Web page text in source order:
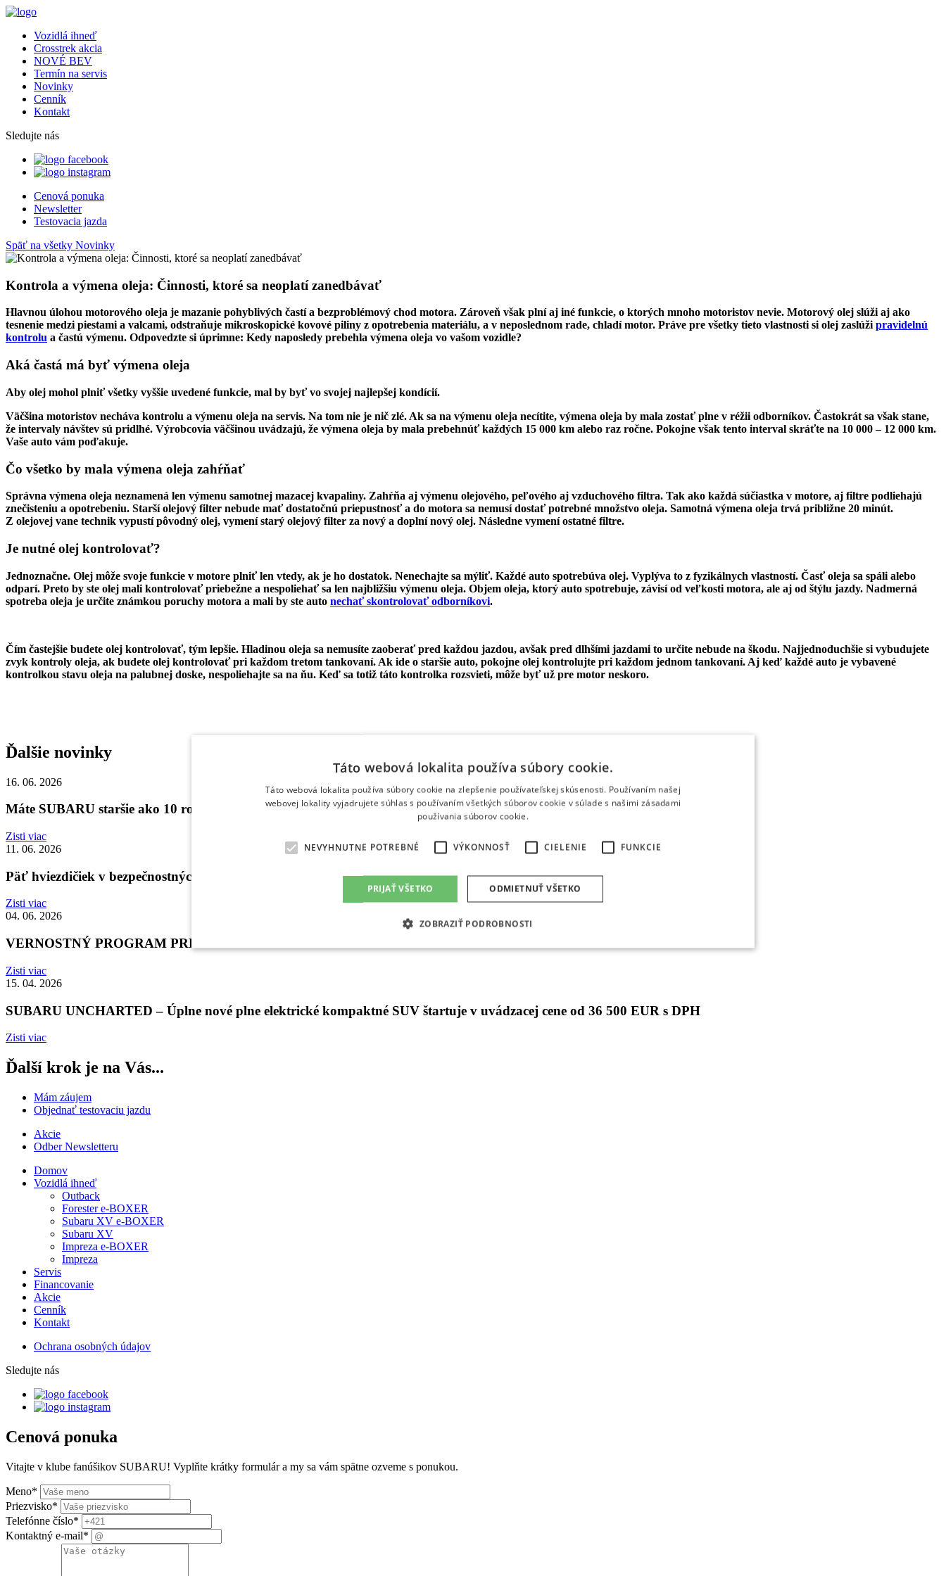
Vozidlá ihneď
Crosstrek akcia
NOVÉ BEV
Termín na servis
Novinky
Cenník
Kontakt
Sledujte nás
Cenová ponuka
Newsletter
Testovacia jazda
Späť na všetky Novinky
Kontrola a výmena oleja: Činnosti, ktoré sa neoplatí zanedbávať
Hlavnou úlohou motorového oleja je mazanie pohyblivých častí a bezproblémový chod motora. Zároveň však plní aj iné funkcie, o ktorých mnoho motoristov nevie. Motorový olej slúži aj ako
tesnenie medzi piestami a valcami, odstraňuje mikroskopické kovové piliny z opotrebenia materiálu, a v neposlednom rade, chladí motor. Práve pre všetky tieto vlastnosti si olej zaslúžipravidelnú
kontrolu a častú výmenu. Odpovedzte si úprimne: Kedy naposledy prebehla výmena oleja vo vašom vozidle?
Aká častá má byť výmena oleja
Aby olej mohol plniť všetky vyššie uvedené funkcie, mal by byť vo svojej najlepšej kondícií.
Väčšina motoristov necháva kontrolu a výmenu oleja na servis. Na tom nie je nič zlé. Ak sa na výmenu oleja necítite, výmena oleja by mala zostať plne v réžii odborníkov. Častokrát sa však stane,
že intervaly návštev sú pridlhé. Výrobcovia väčšinou uvádzajú, že výmena oleja by mala prebehnúť každých 15 000 km alebo raz ročne. Pokojne však tento interval skráťte na 10 000 – 12 000 km.
Vaše auto vám poďakuje.
Čo všetko by mala výmena oleja zahŕňať
Správna výmena oleja neznamená len výmenu samotnej mazacej kvapaliny. Zahŕňa aj výmenu olejového, peľového aj vzduchového filtra. Tak ako každá súčiastka v motore, aj filtre podliehajú
znečisteniu a opotrebeniu. Starší olejový filter nebude mať dostatočnú priepustnosť a do motora sa nemusí dostať potrebné množstvo oleja. Samotná výmena oleja trvá približne 20 minút.
Z olejovej vane technik vypustí pôvodný olej, vymení starý olejový filter za nový a doplní nový olej. Následne vymení ostatné filtre.
Je nutné olej kontrolovať?
Jednoznačne. Olej môže svoje funkcie v motore plniť len vtedy, ak je ho dostatok. Nenechajte sa mýliť. Každé auto spotrebúva olej. Vyplýva to z fyzikálnych vlastností. Časť oleja sa spáli alebo
odparí. Preto by ste olej mali kontrolovať priebežne a nespoliehať sa len najbližšiu výmenu oleja. Objem oleja, ktorý auto spotrebuje, závisí od veľkosti motora, ale aj od štýlu jazdy. Nadmerná
spotreba oleja je určite známkou poruchy motora a mali by ste auto nechať skontrolovať odborníkovi.
Čím častejšie budete olej kontrolovať, tým lepšie. Hladinou oleja sa nemusíte zaoberať pred každou jazdou, avšak pred dlhšími jazdami to určite nebude na škodu. Najjednoduchšie si vybudujete
zvyk kontroly oleja, ak budete olej kontrolovať pri každom tretom tankovaní. Ak ide o staršie auto, pokojne olej kontrolujte pri každom jednom tankovaní. Aj keď každé auto je vybavené
kontrolkou stavu oleja na palubnej doske, nespoliehajte sa na ňu. Keď sa totiž táto kontrolka rozsvieti, môže byť už pre motor neskoro.
Ďalšie novinky
16. 06. 2026
Máte SUBARU staršie ako 10 rokov? Práve pre vás máme ZĽAVY!
Zisti viac
11. 06. 2026
Päť hviezdičiek v bezpečnostných testoch Euro NCAP pre modely E-OUTBACK a UNCHARTED
Zisti viac
04. 06. 2026
VERNOSTNÝ PROGRAM PRE ZÁKAZNÍKOV
Zisti viac
15. 04. 2026
SUBARU UNCHARTED – Úplne nové plne elektrické kompaktné SUV štartuje v uvádzacej cene od 36 500 EUR s DPH
Zisti viac
Ďalší krok je na Vás...
Mám záujem
Objednať testovaciu jazdu
Akcie
Odber Newsletteru
Domov
Vozidlá ihneď
Outback
Forester e-BOXER
Subaru XV e-BOXER
Subaru XV
Impreza e-BOXER
Impreza
Servis
Financovanie
Akcie
Cenník
Kontakt
Ochrana osobných údajov
Sledujte nás
Cenová ponuka
Vitajte v klube fanúšikov SUBARU! Vyplňte krátky formulár a my sa vám spätne ozveme s ponukou.
Meno*
Priezvisko*
Telefónne číslo*
Kontaktný e-mail*
Táto webová lokalita používa súbory cookie.
Táto webová lokalita používa súbory cookie na zlepšenie používateľskej skúsenosti. Používaním našej
webovej lokality vyjadrujete súhlas s používaním všetkých súborov cookie v súlade s našimi zásadami
používania súborov cookie.
NEVYHNUTNE POTREBNÉ VÝKONNOSŤ CIELENIE FUNKCIE
PRIJAŤ VŠETKO ODMIETNUŤ VŠETKO
ZOBRAZIŤ PODROBNOSTI